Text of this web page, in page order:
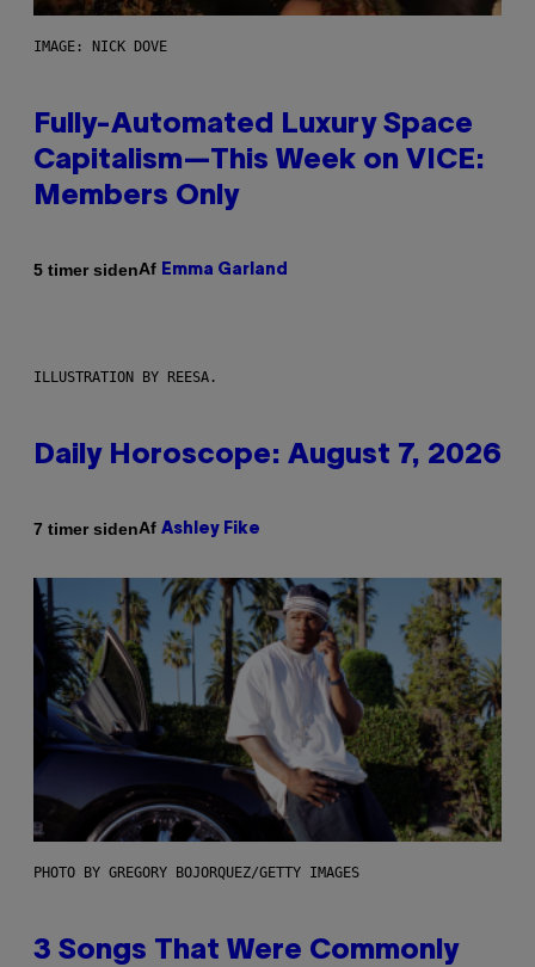
IMAGE: NICK DOVE
Fully-Automated Luxury Space
Capitalism—This Week on VICE:
Members Only
5 timer sidenAf Emma Garland
ILLUSTRATION BY REESA.
Daily Horoscope: August 7, 2026
7 timer sidenAf Ashley Fike
PHOTO BY GREGORY BOJORQUEZ/GETTY IMAGES
3 Songs That Were Commonly